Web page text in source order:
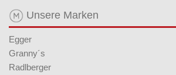
Unsere Marken
Egger
Granny´s
Radlberger